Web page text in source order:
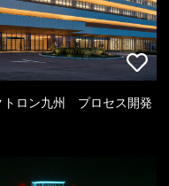
トロン九州 プロセス開発